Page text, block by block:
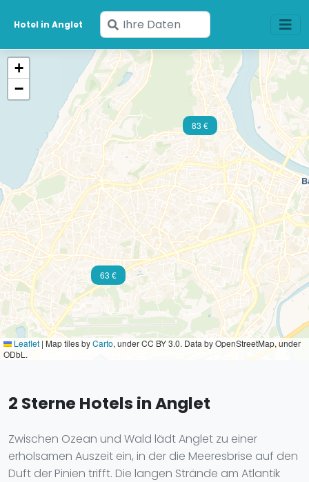
Hotel in Anglet
Geben
Sie
Ihre
Daten
ein
83 €
63 €
+
−
Leaflet | Map tiles byCarto, under CC BY 3.0. Data by OpenStreetMap, under
ODbL.
2 Sterne Hotels in Anglet
Zwischen Ozean und Wald lädt Anglet zu einer
erholsamen Auszeit ein, in der die Meeresbrise auf den
Duft der Pinien trifft. Die langen Strände am Atlantik